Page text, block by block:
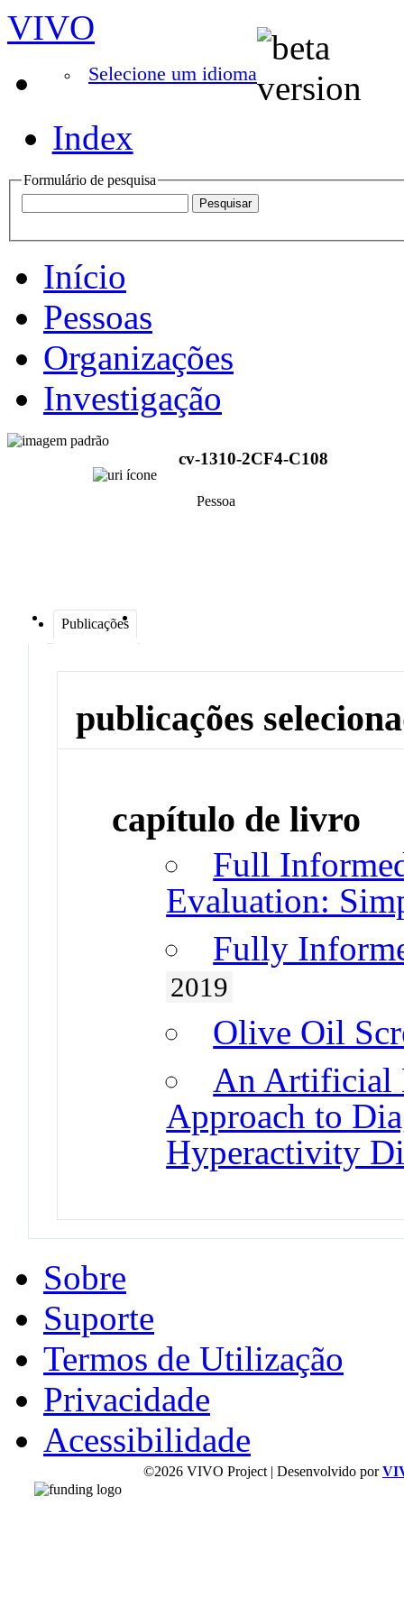
VIVO
Selecione um idioma
Index
Formulário de pesquisa
Início
Pessoas
Organizações
Investigação
cv-1310-2CF4-C108
Pessoa
Publicações
publicações
capítulo de livro
Full
Evaluation:
Fully
2019
Olive Oil
An Artificial
Approach to
Hyperactivity
Sobre
Suporte
Termos de Utilização
Privacidade
Acessibilidade
©2026 VIVO Project | Desenvolvido por